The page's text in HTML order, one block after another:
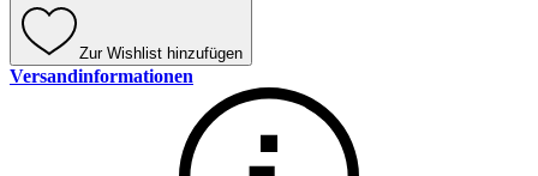
Zur Wishlist hinzufügen
Versandinformationen